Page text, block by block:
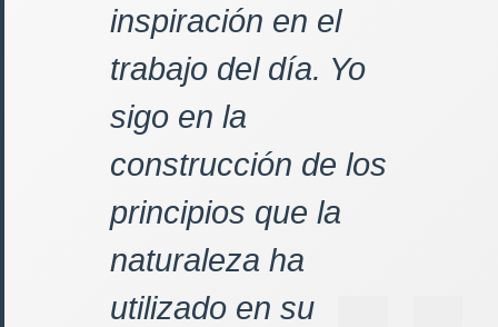
inspiración en el
trabajo del día. Yo
sigo en la
construcción de los
principios que la
naturaleza ha
utilizado en su